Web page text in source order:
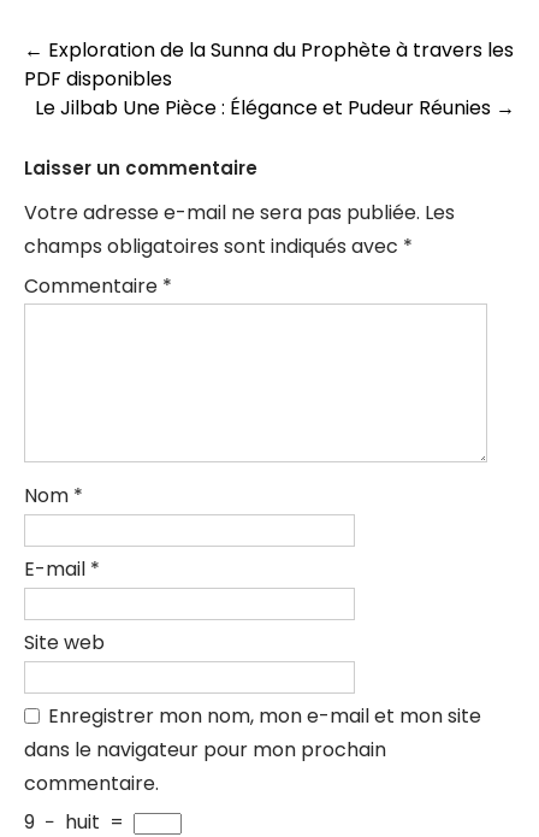
Navigation
des
← Exploration de la Sunna du Prophète à travers les
PDF disponibles
Le Jilbab Une Pièce : Élégance et Pudeur Réunies →
Laisser un commentaire
Votre adresse e-mail ne sera pas publiée. Les
champs obligatoires sont indiqués avec *
Commentaire *
Nom *
E-mail *
Site web
Enregistrer mon nom, mon e-mail et mon site
dans le navigateur pour mon prochain
commentaire.
9 − huit =